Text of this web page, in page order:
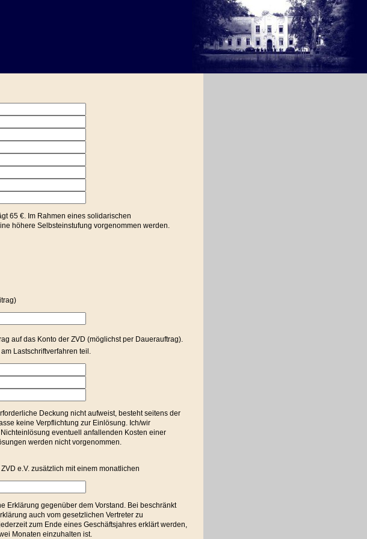
65 €. Im Rahmen eines solidarischen
höhere Selbsteinstufung vorgenommen werden.
auf das Konto der ZVD (möglichst per Dauerauftrag).
Lastschriftverfahren teil.
Deckung nicht aufweist, besteht seitens der
keine Verpflichtung zur Einlösung. Ich/wir
eventuell anfallenden Kosten einer
werden nicht vorgenommen.
e.V. zusätzlich mit einem monatlichen
Erklärung gegenüber dem Vorstand. Bei beschränkt
auch vom gesetzlichen Vertreter zu
zum Ende eines Geschäftsjahres erklärt werden,
Monaten einzuhalten ist.